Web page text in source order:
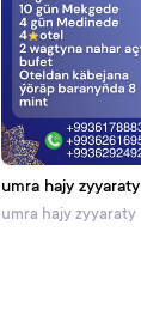
umra hajy zyyaraty
umra hajy zyyaraty